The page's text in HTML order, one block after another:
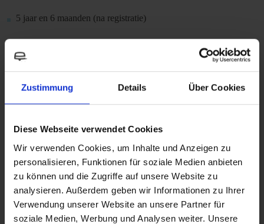
Zustimmung Details Über Cookies
Diese Webseite verwendet Cookies
Wir verwenden Cookies, um Inhalte und Anzeigen zu
personalisieren, Funktionen für soziale Medien anbieten
zu können und die Zugriffe auf unsere Website zu
analysieren. Außerdem geben wir Informationen zu Ihrer
Verwendung unserer Website an unsere Partner für
soziale Medien, Werbung und Analysen weiter. Unsere
5 jaar en 6 maanden (na registratie)
In het kader van de verwerking dragen wij de gegevens binnen de
onderneming en binnen Europa over.
Als betrokken persoon hebt u wat betreft deze verwerking de
Recht op wissen van de gegevens (tenzij hier wettelijke
termijnen voor gelden)
Recht op vergetelheid (als er gegevens zijn verstrekt, dan moeten
wij de ontvangers oproepen deze te wissen)
Recht op overdraagbaarheid van gegevens (als u wilt, moeten